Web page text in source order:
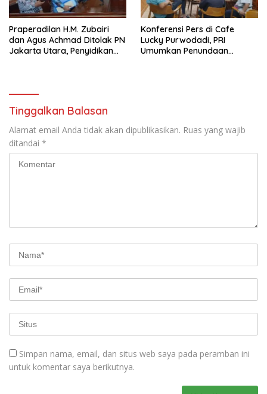
Praperadilan H.M. Zubairi
dan Agus Achmad Ditolak PN
Jakarta Utara, Penyidikan
Konferensi Pers di Cafe
Lucky Purwodadi, PRI
Umumkan Penundaan
Tinggalkan Balasan
Alamat email Anda tidak akan dipublikasikan. Ruas yang wajib
ditandai *
Simpan nama, email, dan situs web saya pada peramban ini
untuk komentar saya berikutnya.